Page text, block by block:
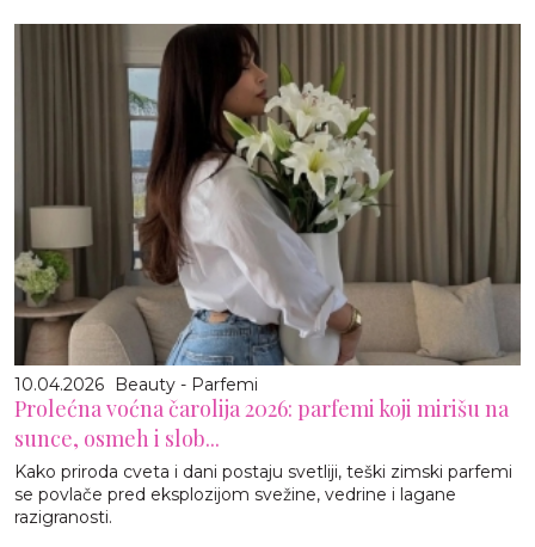
10.04.2026 Beauty - Parfemi
Prolećna voćna čarolija 2026: parfemi koji mirišu na
sunce, osmeh i slob...
Kako priroda cveta i dani postaju svetliji, teški zimski parfemi
se povlače pred eksplozijom svežine, vedrine i lagane
razigranosti.